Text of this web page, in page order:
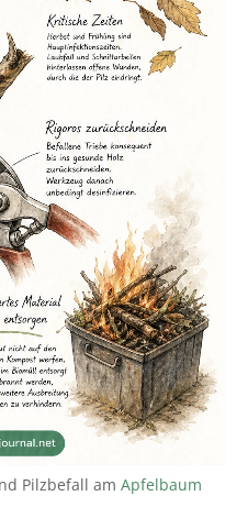
Pilzbefall am Apfelbaum